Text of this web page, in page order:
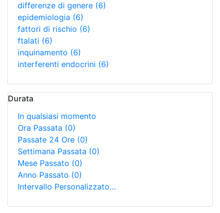
differenze di genere (6)
epidemiologia (6)
fattori di rischio (6)
ftalati (6)
inquinamento (6)
interferenti endocrini (6)
Durata
In qualsiasi momento
Ora Passata (0)
Passate 24 Ore (0)
Settimana Passata (0)
Mese Passato (0)
Anno Passato (0)
Intervallo Personalizzato…